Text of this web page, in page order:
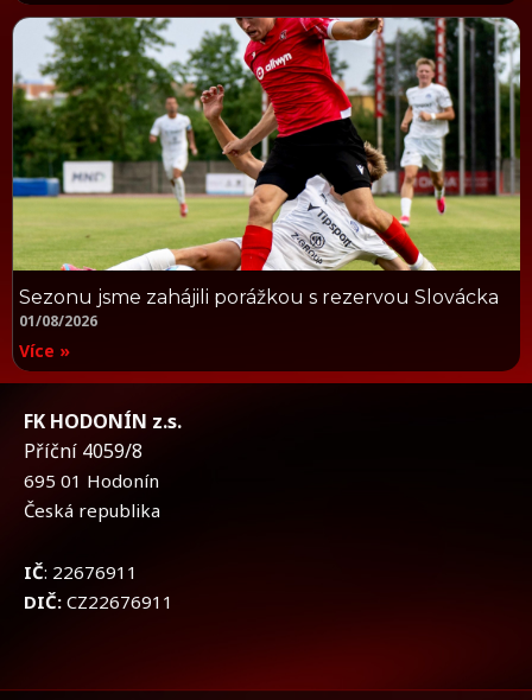
Sezonu jsme zahájili porážkou s rezervou Slovácka
01/08/2026
Více »
FK HODONÍN z.s.
Příční 4059/8
695 01 Hodonín
Česká republika
IČ: 22676911
DIČ: CZ22676911